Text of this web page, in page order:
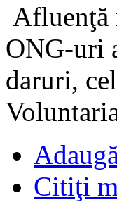
Afluenţă
ONG-uri
daruri,
Citiţi